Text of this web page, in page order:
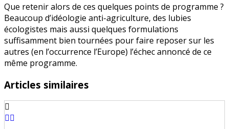
Que retenir alors de ces quelques points de programme ?
Beaucoup d’idéologie anti-agriculture, des lubies
écologistes mais aussi quelques formulations
suffisamment bien tournées pour faire reposer sur les
autres (en l’occurrence l’Europe) l’échec annoncé de ce
même programme.
Articles similaires